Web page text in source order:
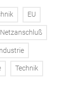
EU
Netzanschluß
Technik